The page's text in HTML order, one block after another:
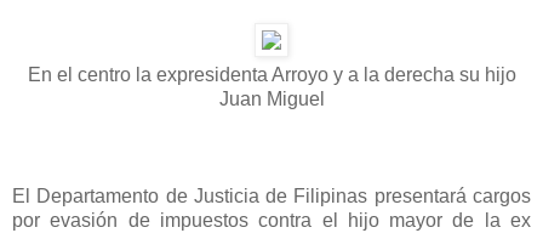
En el centro la expresidenta Arroyo y a la derecha su hijo
Juan Miguel
El Departamento de Justicia de Filipinas presentará cargos
por evasión de impuestos contra el hijo mayor de la ex